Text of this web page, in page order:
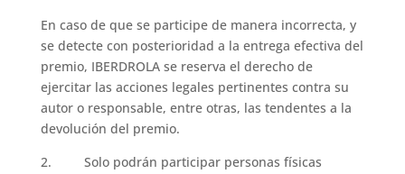
En caso de que se participe de manera incorrecta, y
se detecte con posterioridad a la entrega efectiva del
premio, IBERDROLA se reserva el derecho de
ejercitar las acciones legales pertinentes contra su
autor o responsable, entre otras, las tendentes a la
devolución del premio.
2. Solo podrán participar personas físicas